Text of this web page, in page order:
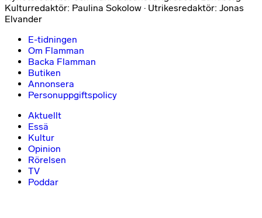
Kulturredaktör: Paulina Sokolow · Utrikesredaktör: Jonas
Elvander
E-tidningen
Om Flamman
Backa Flamman
Butiken
Annonsera
Personuppgiftspolicy
Aktuellt
Essä
Kultur
Opinion
Rörelsen
TV
Poddar